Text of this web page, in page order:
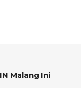
Malang Ini